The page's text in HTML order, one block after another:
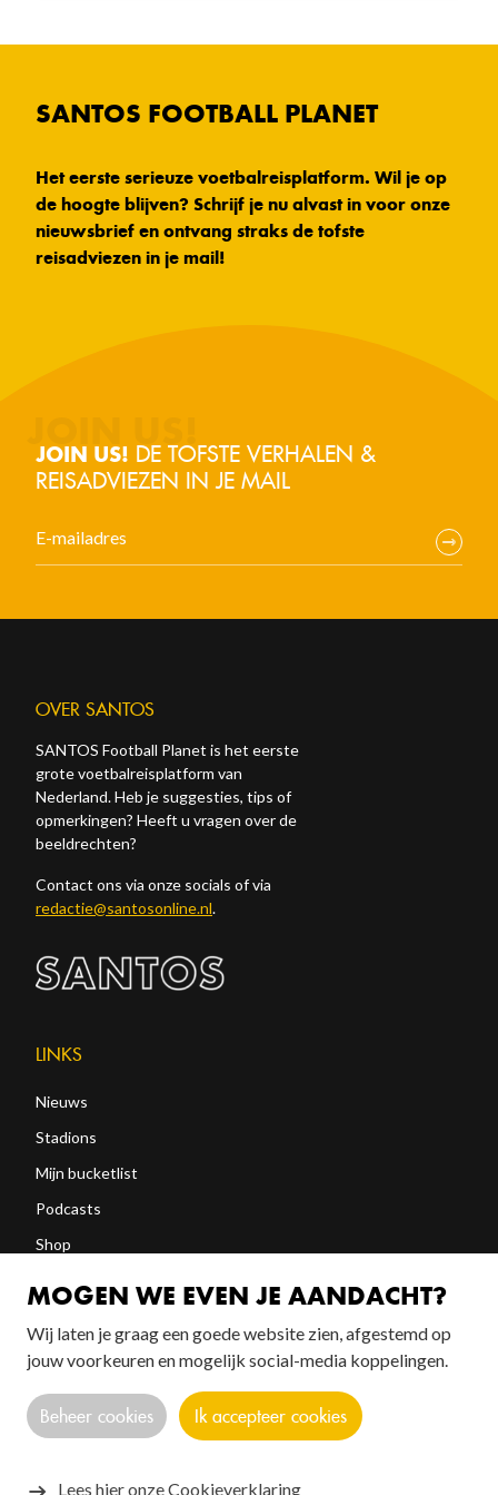
SANTOS FOOTBALL PLANET
Het eerste serieuze voetbalreisplatform. Wil je op
de hoogte blijven? Schrijf je nu alvast in voor onze
nieuwsbrief en ontvang straks de tofste
reisadviezen in je mail!
JOIN US! DE TOFSTE VERHALEN &
REISADVIEZEN IN JE MAIL
OVER SANTOS
SANTOS Football Planet is het eerste
grote voetbalreisplatform van
Nederland. Heb je suggesties, tips of
opmerkingen? Heeft u vragen over de
beeldrechten?
Contact ons via onze socials of via
redactie@santosonline.nl.
LINKS
Nieuws
Stadions
Mijn bucketlist
Podcasts
Shop
FOLLOW US!
MOGEN WE EVEN JE AANDACHT?
Wij laten je graag een goede website zien, afgestemd op
jouw voorkeuren en mogelijk social-media koppelingen.
Beheer cookies Ik accepteer cookies
Lees hier onze Cookieverklaring